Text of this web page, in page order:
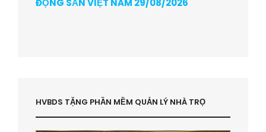
ĐỘNG SẢN VIỆT NAM 29/08/2026
HVBDS TẶNG PHẦN MỀM QUẢN LÝ NHÀ TRỌ